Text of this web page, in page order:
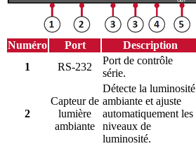
Numéro Port
Description
1
RS-232
Port de contrôle
série.
2
Capteur de
lumière
ambiante
Détecte la luminosité
ambiante et ajuste
automatiquement les
niveaux de
luminosité.